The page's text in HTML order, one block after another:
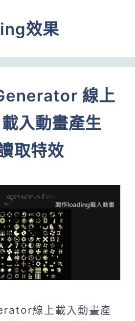
效果
線上
入動畫產生
取特效
線上載入動畫產